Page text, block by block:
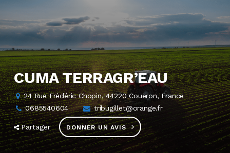
CUMA TERRAGR’EAU
24 Rue Frédéric Chopin, 44220 Couëron, France
0685540604
tribugillet@orange.fr
Partager DONNER UN AVIS